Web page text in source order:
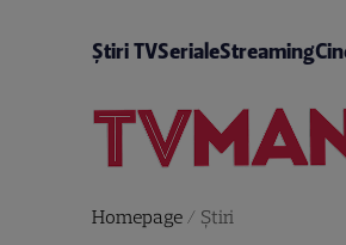
Știri TVSerialeStreaming
Homepage/ Știri